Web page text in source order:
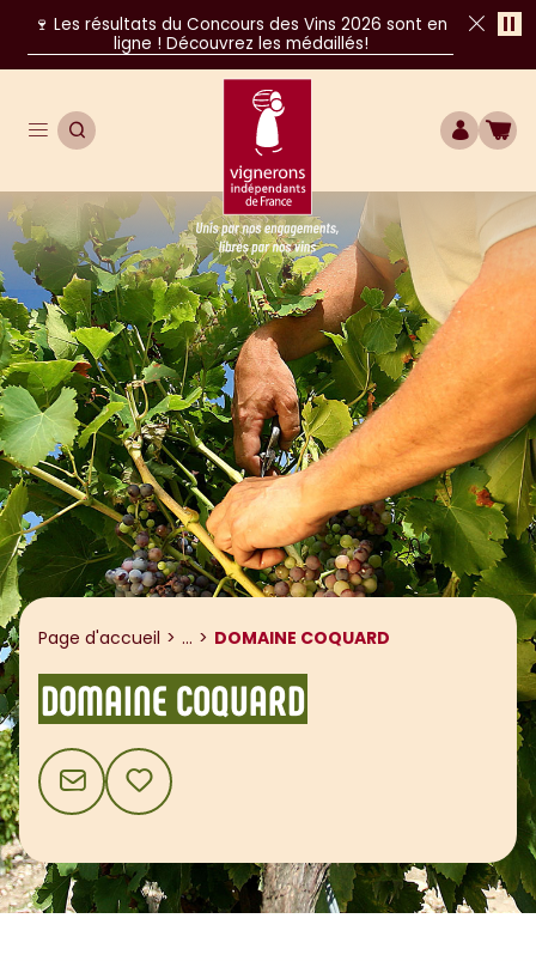
🍷 Les résultats du Concours des Vins 2026 sont en
ligne ! Découvrez les médaillés!
Ouvrir le menu de navigation
OUVRIR LA RECHERCHE
Unis par nos engagements, libres par
COMPTE
Page d'accueil ... Afficher le fil d'ariane
DOMAINE COQUARD
DOMAINE COQUARD
CONTACTAJOUTER AUX FAVORIS